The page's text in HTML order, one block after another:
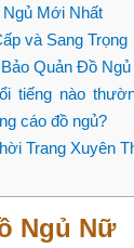
Mới Nhất
và Sang Trọng
Quản Đồ Ngủ
tiếng nào
cáo đồ ngủ?
Trang Xuyên
Ngủ Nữ